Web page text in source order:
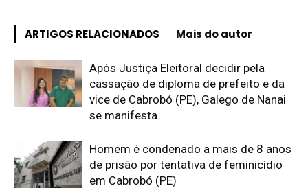
ARTIGOS RELACIONADOS Mais do autor
Após Justiça Eleitoral decidir pela
cassação de diploma de prefeito e da
vice de Cabrobó (PE), Galego de Nanai
se manifesta
Homem é condenado a mais de 8 anos
de prisão por tentativa de feminicídio
em Cabrobó (PE)